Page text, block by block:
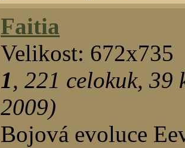
Faitia
Velikost: 672x735
1,221 celokuk,39
2009)
Bojová evoluce